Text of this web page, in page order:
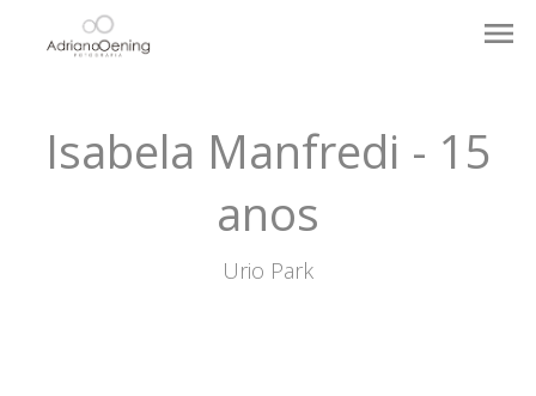
menu
Isabela Manfredi - 15
anos
Urio Park